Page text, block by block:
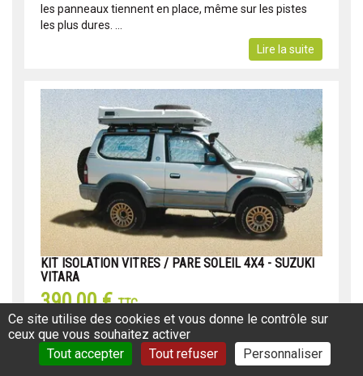
les panneaux tiennent en place, même sur les pistes
les plus dures. ...
Lire la suite
KIT ISOLATION VITRES / PARE SOLEIL 4X4 - SUZUKI
VITARA
390,00 €TTC
Réf: 960JB9660
Le Kit isolation James Baroud est prêt à poser sur
toutes les vitres de votre 4x4. Grâce à ses ventouses,
Ce site utilise des cookies et vous donne le contrôle sur
ceux que vous souhaitez activer
Tout accepter
Tout refuser Personnaliser